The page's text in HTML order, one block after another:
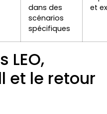
dans des
scénarios
spécifiques
et
LEO,
et le retour